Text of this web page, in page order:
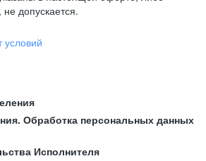
допускается.
условий
Обработка персональных данных
Исполнителя